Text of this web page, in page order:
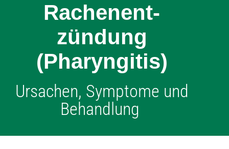
Rachen­ent­
zündung
(Pharyngitis)
Ursachen, Symptome und
Behandlung